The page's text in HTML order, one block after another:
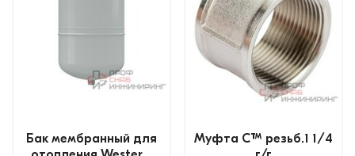
Бак мембранный для
Муфта CTM резьб.1 1/4